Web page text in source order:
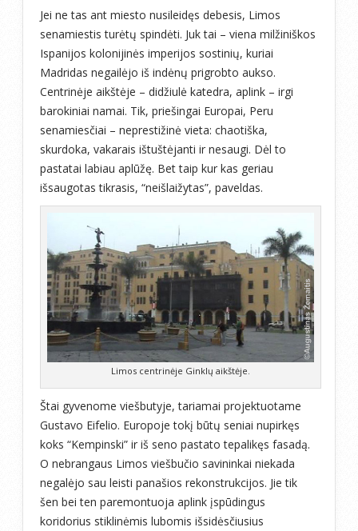
Jei ne tas ant miesto nusileidęs debesis, Limos
senamiestis turėtų spindėti. Juk tai – viena milžiniškos
Ispanijos kolonijinės imperijos sostinių, kuriai
Madridas negailėjo iš indėnų prigrobto aukso.
Centrinėje aikštėje – didžiulė katedra, aplink – irgi
barokiniai namai. Tik, priešingai Europai, Peru
senamiesčiai – neprestižinė vieta: chaotiška,
skurdoka, vakarais ištuštėjanti ir nesaugi. Dėl to
pastatai labiau aplūžę. Bet taip kur kas geriau
išsaugotas tikrasis, “neišlaižytas”, paveldas.
Limos centrinėje Ginklų aikštėje.
Štai gyvenome viešbutyje, tariamai projektuotame
Gustavo Eifelio. Europoje tokį būtų seniai nupirkęs
koks “Kempinski” ir iš seno pastato tepalikęs fasadą.
O nebrangaus Limos viešbučio savininkai niekada
negalėjo sau leisti panašios rekonstrukcijos. Jie tik
šen bei ten paremontuoja aplink įspūdingus
koridorius stiklinėmis lubomis išsidėsčiusius